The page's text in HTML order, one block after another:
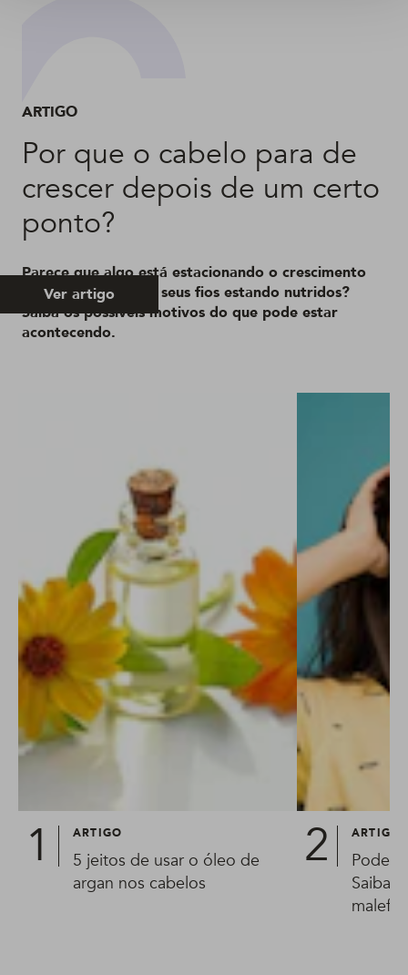
ARTIGO
Por que o cabelo para de
crescer depois de um certo
ponto?
Parece que algo está estacionando o crescimento
dos cabelos mesmo seus fios estando nutridos?
Saiba os possíveis motivos do que pode estar
acontecendo.
Ver artigo
ARTIGO
5 jeitos de usar o óleo de
argan nos cabelos
ARTIGO
Pode
Saiba